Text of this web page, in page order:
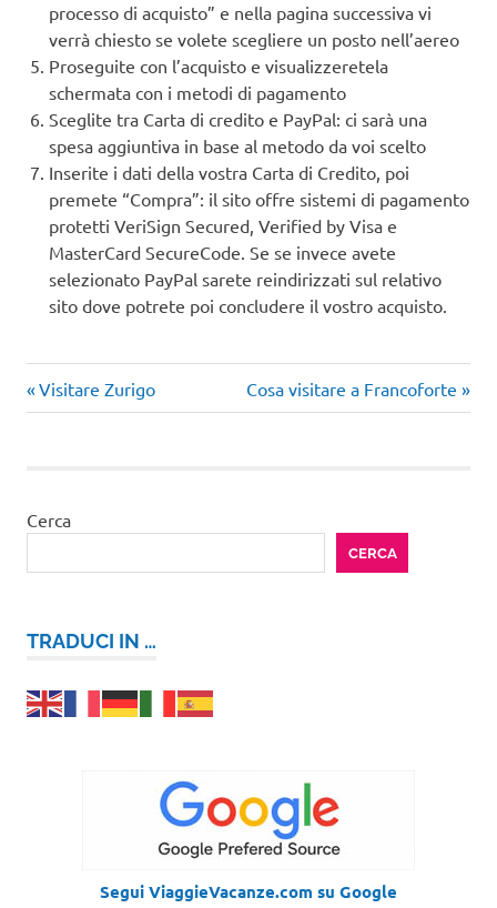
processo di acquisto” e nella pagina successiva vi
verrà chiesto se volete scegliere un posto nell’aereo
Proseguite con l’acquisto e visualizzeretela
schermata con i metodi di pagamento
Sceglite tra Carta di credito e PayPal: ci sarà una
spesa aggiuntiva in base al metodo da voi scelto
Inserite i dati della vostra Carta di Credito, poi
premete “Compra”: il sito offre sistemi di pagamento
protetti VeriSign Secured, Verified by Visa e
MasterCard SecureCode. Se se invece avete
selezionato PayPal sarete reindirizzati sul relativo
sito dove potrete poi concludere il vostro acquisto.
Navigazione
Articolo
precedente:
Visitare Zurigo
Articolo
successivo:
Cosa visitare a Francoforte
Cerca
CERCA
TRADUCI IN …
Segui ViaggieVacanze.com su Google